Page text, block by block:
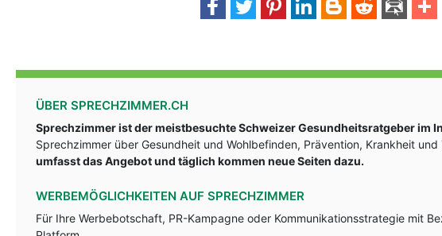
ÜBER SPRECHZIMMER.CH
Sprechzimmer ist der meistbesuchte Schweizer Gesundheitsratgeber im
Sprechzimmer über Gesundheit und Wohlbefinden, Prävention, Krankheit und
umfasst das Angebot und täglich kommen neue Seiten dazu.
WERBEMÖGLICHKEITEN AUF SPRECHZIMMER
Für Ihre Werbebotschaft, PR-Kampagne oder Kommunikationsstrategie mit